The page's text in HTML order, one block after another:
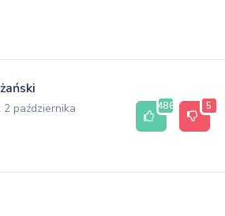
2 października
486 5